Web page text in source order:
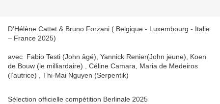
D'Hélène Cattet & Bruno Forzani ( Belgique - Luxembourg - Italie
– France 2025)
avec Fabio Testi (John âgé), Yannick Renier(John jeune), Koen
de Bouw (le milliardaire) , Céline Camara, Maria de Medeiros
(l’autrice) , Thi-Mai Nguyen (Serpentik)
Sélection officielle compétition Berlinale 2025